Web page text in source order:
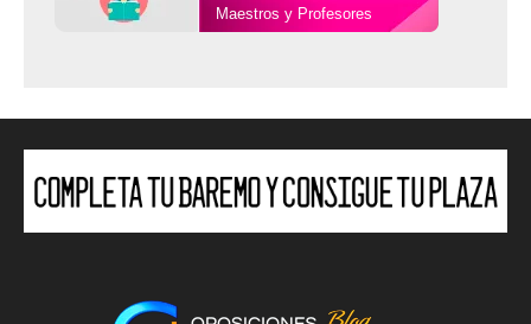
Maestros y Profesores